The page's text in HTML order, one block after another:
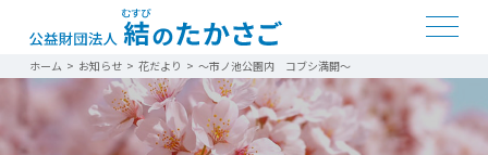
ホーム > お知らせ> 花だより > ～市ノ池公園内 コブシ満開～